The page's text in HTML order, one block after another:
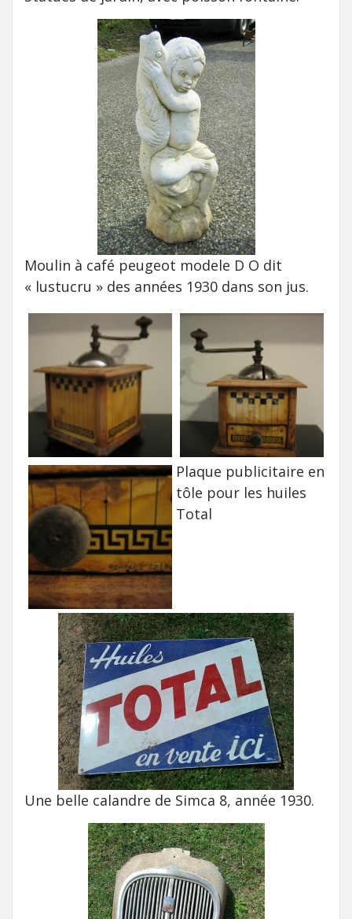
Moulin à café peugeot modele D O dit
« lustucru » des années 1930 dans son jus.
Plaque publicitaire en
tôle pour les huiles
Total
Une belle calandre de Simca 8, année 1930.